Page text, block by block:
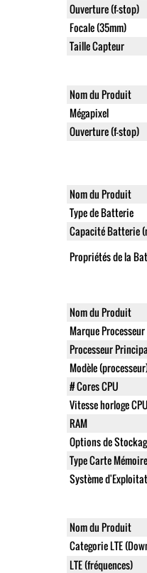
Ouverture (f-stop)
Focale (35mm)
Taille Capteur
Nom du Produit
Mégapixel
Ouverture (f-stop)
Nom du Produit
Type de Batterie
Capacité Batterie
Propriétés de la
Nom du Produit
Marque Processeur
Processeur
Modèle
# Cores CPU
Vitesse horloge CPU
RAM
Options de
Type Carte Mémoire
Système
Nom du Produit
Categorie LTE
LTE (fréquences)